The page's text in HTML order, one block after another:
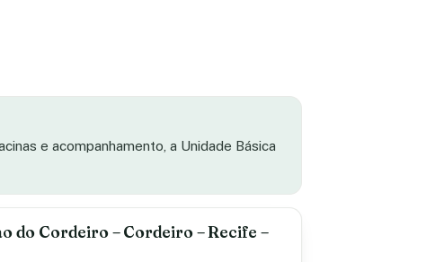
e acompanhamento, a Unidade Básica
do Cordeiro – Cordeiro – Recife –